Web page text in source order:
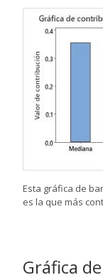
Esta gráfica de
es la que más
Gráfica